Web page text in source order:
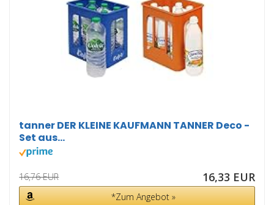
tanner DER KLEINE KAUFMANN TANNER Deco -
Set aus...
16,76 EUR 16,33 EUR
*Zum Angebot »